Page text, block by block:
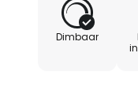
Dimbaar